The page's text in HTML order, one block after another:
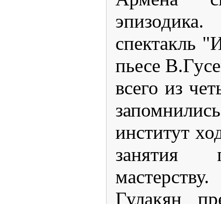
спектакль
пьесе
всего из
институт
занятия
Гулакян